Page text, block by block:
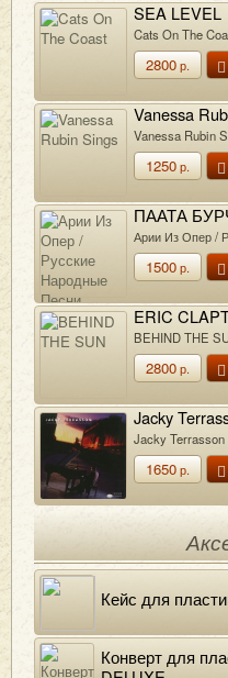
SEA LEVEL
Cats On The
2800р.
Vanessa
Vanessa Rubin
1250р.
ПААТА
Арии Из Опер /
1500р.
ERIC
BEHIND THE
2800р.
Jacky
Jacky Terrasson
1650р.
Кейс для
Конверт для